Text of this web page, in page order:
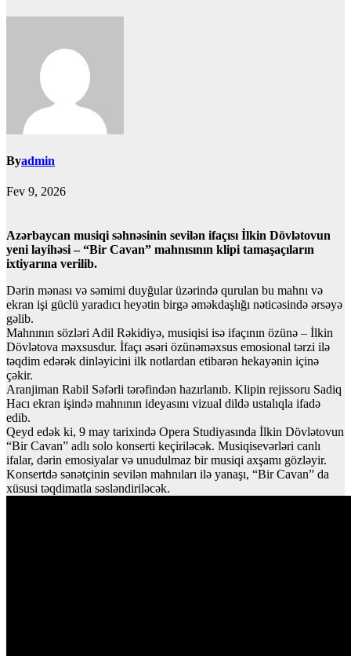
Byadmin
Fev 9, 2026
Azərbaycan musiqi səhnəsinin sevilən ifaçısı İlkin Dövlətovun
yeni layihəsi – “Bir Cavan” mahnısının klipi tamaşaçıların
ixtiyarına verilib.
Dərin mənası və səmimi duyğular üzərində qurulan bu mahnı və
ekran işi güclü yaradıcı heyətin birgə əməkdaşlığı nəticəsində ərsəyə
gəlib.
Mahnının sözləri Adil Rəkidiyə, musiqisi isə ifaçının özünə – İlkin
Dövlətova məxsusdur. İfaçı əsəri özünəməxsus emosional tərzi ilə
təqdim edərək dinləyicini ilk notlardan etibarən hekayənin içinə
çəkir.
Aranjiman Rabil Səfərli tərəfindən hazırlanıb. Klipin rejissoru Sadiq
Hacı ekran işində mahnının ideyasını vizual dildə ustalıqla ifadə
edib.
Qeyd edək ki, 9 may tarixində Opera Studiyasında İlkin Dövlətovun
“Bir Cavan” adlı solo konserti keçiriləcək. Musiqisevərləri canlı
ifalar, dərin emosiyalar və unudulmaz bir musiqi axşamı gözləyir.
Konsertdə sənətçinin sevilən mahnıları ilə yanaşı, “Bir Cavan” da
xüsusi təqdimatla səsləndiriləcək.